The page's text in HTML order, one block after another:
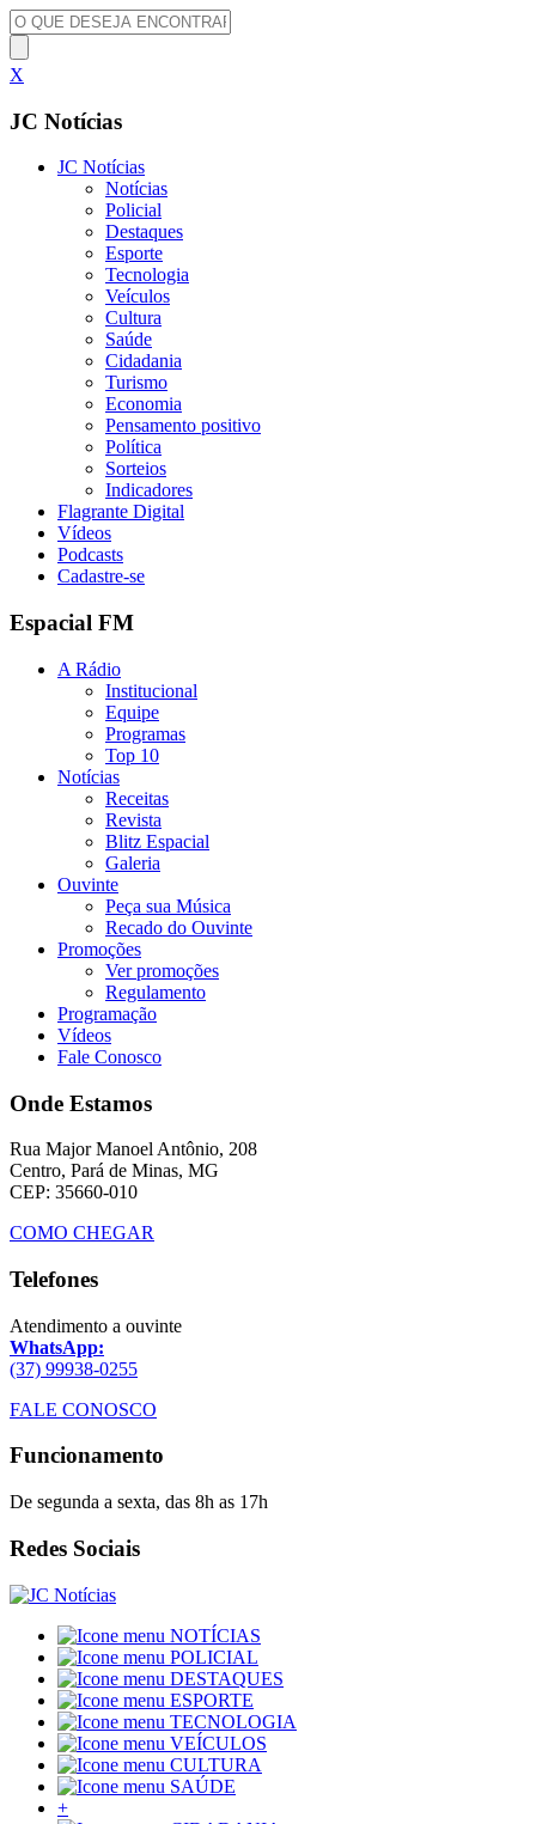
X
JC Notícias
JC Notícias
Notícias
Policial
Destaques
Esporte
Tecnologia
Veículos
Cultura
Saúde
Cidadania
Turismo
Economia
Pensamento positivo
Política
Sorteios
Indicadores
Flagrante Digital
Vídeos
Podcasts
Cadastre-se
Espacial FM
A Rádio
Institucional
Equipe
Programas
Top 10
Notícias
Receitas
Revista
Blitz Espacial
Galeria
Ouvinte
Peça sua Música
Recado do Ouvinte
Promoções
Ver promoções
Regulamento
Programação
Vídeos
Fale Conosco
Onde Estamos
Rua Major Manoel Antônio, 208
Centro, Pará de Minas, MG
CEP: 35660-010
COMO CHEGAR
Telefones
Atendimento a ouvinte
WhatsApp:
(37) 99938-0255
FALE CONOSCO
Funcionamento
De segunda a sexta, das 8h as 17h
Redes Sociais
NOTÍCIAS
POLICIAL
DESTAQUES
ESPORTE
TECNOLOGIA
VEÍCULOS
CULTURA
SAÚDE
+